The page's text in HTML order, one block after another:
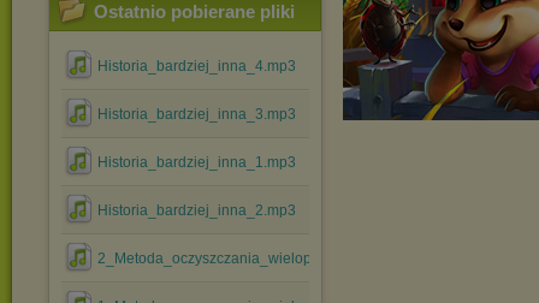
Ostatnio pobierane pliki
Historia_bardziej_inna_4.mp3
Historia_bardziej_inna_3.mp3
Historia_bardziej_inna_1.mp3
Historia_bardziej_inna_2.mp3
2_Metoda_oczyszczania_wielopoziomowego.mp3